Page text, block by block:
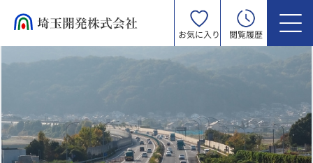
お気に入り 閲覧履歴